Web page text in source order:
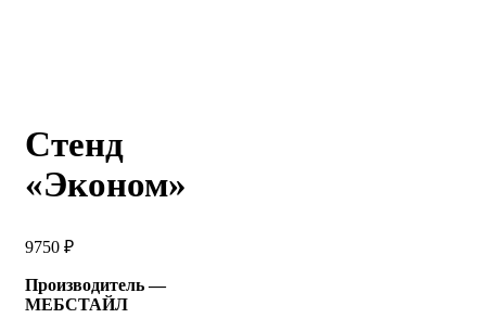
Стенд
«Эконом»
9750 ₽
Производитель —
МЕБСТАЙЛ